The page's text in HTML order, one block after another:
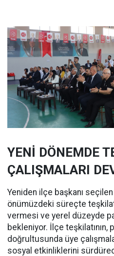
YENİ DÖNEMDE
ÇALIŞMALARI
Yeniden ilçe başkanı seçilen
önümüzdeki süreçte teşkilat
vermesi ve yerel düzeyde
bekleniyor. İlçe teşkilatının,
doğrultusunda üye
sosyal etkinliklerini